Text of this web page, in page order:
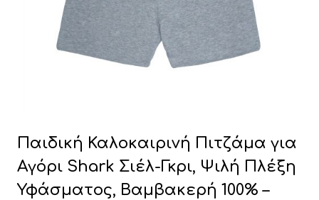
Παιδική Καλοκαιρινή Πιτζάμα για
Αγόρι Shark Σιέλ-Γκρι, Ψιλή Πλέξη
Υφάσματος, Βαμβακερή 100% –